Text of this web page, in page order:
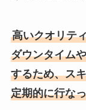
高いクオリテ
ダウンタイム
するため、ス
定期的に行な